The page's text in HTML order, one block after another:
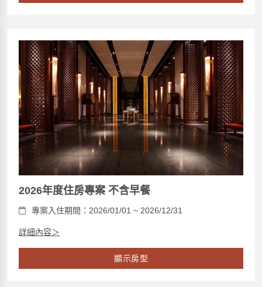
2026年度住房專案 不含早餐
專案入住期間：2026/01/01 ~ 2026/12/31
詳細內容＞
顯示房型